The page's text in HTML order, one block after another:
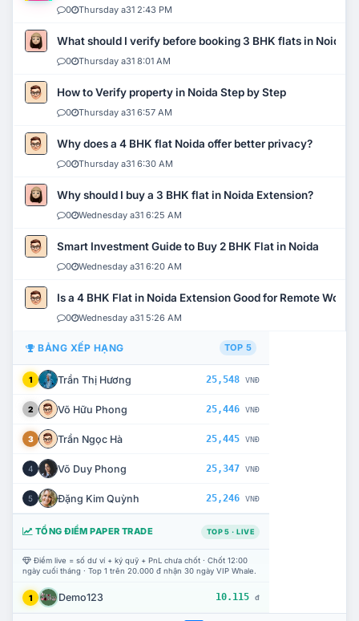
0 Thursday a31 2:43 PM
What should I verify before booking 3 BHK flats in Noida?
0 Thursday a31 8:01 AM
How to Verify property in Noida Step by Step
0 Thursday a31 6:57 AM
Why does a 4 BHK flat Noida offer better privacy?
0 Thursday a31 6:30 AM
Why should I buy a 3 BHK flat in Noida Extension?
0 Wednesday a31 6:25 AM
Smart Investment Guide to Buy 2 BHK Flat in Noida
0 Wednesday a31 6:20 AM
Is a 4 BHK Flat in Noida Extension Good for Remote Work?
0 Wednesday a31 5:26 AM
BẢNG XẾP HẠNG TOP 5
1 Trần Thị Hương 25,548 VNĐ
2 Võ Hữu Phong 25,446 VNĐ
3 Trần Ngọc Hà 25,445 VNĐ
4 Võ Duy Phong 25,347 VNĐ
5 Đặng Kim Quỳnh 25,246 VNĐ
TỔNG ĐIỂM PAPER TRADE TOP 5 · LIVE
Điểm live = số dư ví + ký quỹ + PnL chưa chốt · Chốt 12:00
ngày cuối tháng · Top 1 trên 20.000 đ nhận 30 ngày VIP Whale.
1 Demo123 10.115 đ